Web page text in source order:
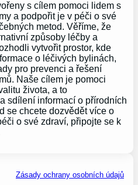
s cílem pomoci lidem s
a podpořit je v péči o své
metod. Věříme, že
způsoby léčby a
vytvořit prostor, kde
o léčivých bylinách,
pro prevenci a řešení
Naše cílem je pomoci
života, a to
sdílení informací o přírodních
se chcete dozvědět více o
o své zdraví, připojte se k
Zásady ochrany osobních údajů